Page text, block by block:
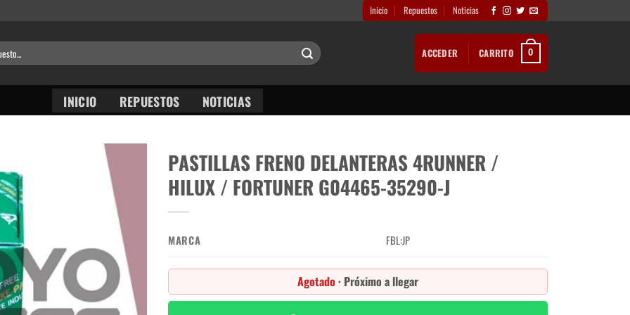
Inicio Repuestos Noticias
ACCEDER CARRITO 0
INICIO REPUESTOS NOTICIAS
PASTILLAS FRENO DELANTERAS 4RUNNER /
HILUX / FORTUNER G04465-35290-J
MARCA FBL:JP
Agotado · Próximo a llegar